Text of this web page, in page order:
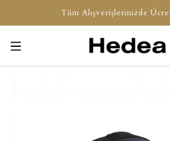
Tüm Alışverişlerinizde